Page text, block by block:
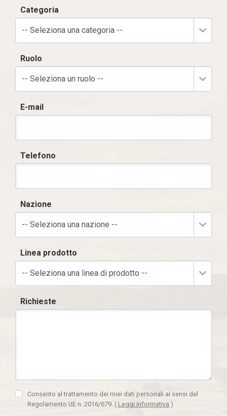
Categoria
-- Seleziona una categoria --
Ruolo
-- Seleziona un ruolo --
E-mail
Telefono
Nazione
-- Seleziona una nazione --
Linea prodotto
-- Seleziona una linea di prodotto --
Richieste
Consento al trattamento dei miei dati personali ai sensi del
Regolamento UE n. 2016/679. ( Leggi informativa )